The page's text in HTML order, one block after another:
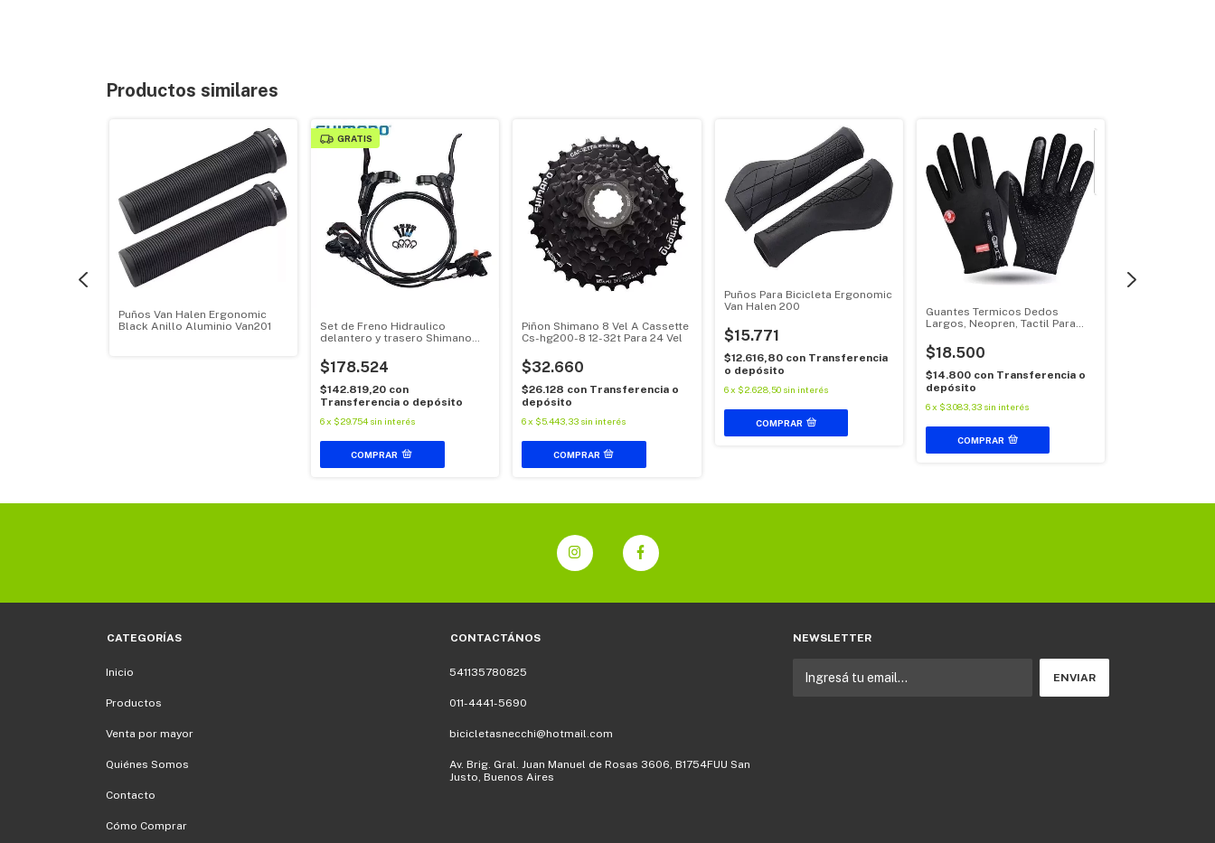
Productos similares
Puños Van Halen Ergonomic
Black Anillo Aluminio Van201
GRATIS
Set de Freno Hidraulico
delantero y trasero Shimano
$178.524
$142.819,20 con
Transferencia o depósito
6x $29.754 sin interés
Piñon Shimano 8 Vel A Cassette
Cs-hg200-8 12-32t Para 24 Vel
$32.660
$26.128 con Transferencia o
depósito
6x $5.443,33 sin interés
Puños Para Bicicleta Ergonomic
Van Halen 200
$15.771
$12.616,80 con Transferencia
o depósito
6 x $2.628,50 sin interés
COMPRAR
Guantes Termicos Dedos
Largos, Neopren, Tactil Para
$18.500
$14.800 con Transferencia o
depósito
6x $3.083,33 sin interés
COMPRAR
CATEGORÍAS
Inicio
Productos
Venta por mayor
Quiénes Somos
Contacto
Cómo Comprar
CONTACTÁNOS
541135780825
011-4441-5690
bicicletasnecchi@hotmail.com
Av. Brig. Gral. Juan Manuel de Rosas 3606, B1754FUU San
Justo, Buenos Aires
NEWSLETTER